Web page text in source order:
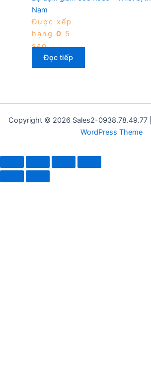
Nam
Được xếp
hạng 0 5
sao
Đọc tiếp
Copyright © 2026 Sales2-0938.78.49.77
WordPress Theme